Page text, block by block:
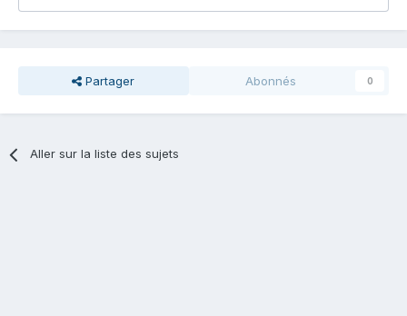
Partager Abonnés 0
Aller sur la liste des sujets